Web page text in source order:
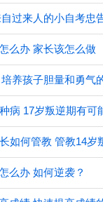
过来人的小自考忠
么办 家长该怎么做
养孩子胆量和勇气
病 17岁叛逆期有可
如何管教 管教14岁
么办 如何逆袭？